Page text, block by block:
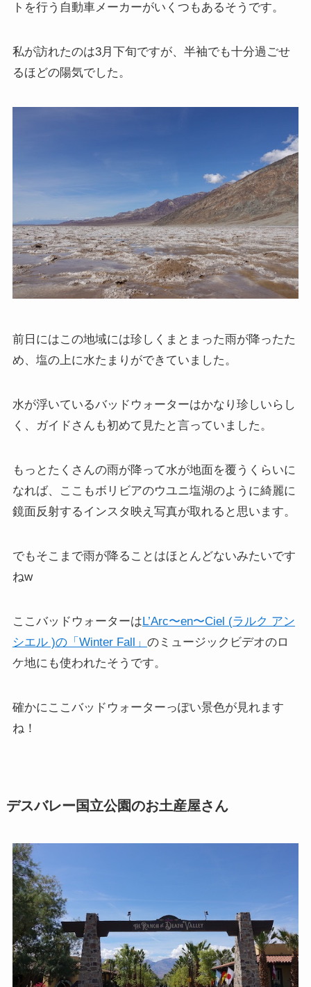
トを行う自動車メーカーがいくつもあるそうです。
私が訪れたのは3月下旬ですが、半袖でも十分過ごせ
るほどの陽気でした。
前日にはこの地域には珍しくまとまった雨が降ったた
め、塩の上に水たまりができていました。
水が浮いているバッドウォーターはかなり珍しいらし
く、ガイドさんも初めて見たと言っていました。
もっとたくさんの雨が降って水が地面を覆うくらいに
なれば、ここもボリビアのウユニ塩湖のように綺麗に
鏡面反射するインスタ映え写真が取れると思います。
でもそこまで雨が降ることはほとんどないみたいです
ねw
ここバッドウォーターはL’Arc〜en〜Ciel (ラルク アン
シエル )の「Winter Fall」 のミュージックビデオのロ
ケ地にも使われたそうです。
確かにここバッドウォーターっぽい景色が見れます
ね！
デスバレー国立公園のお土産屋さん